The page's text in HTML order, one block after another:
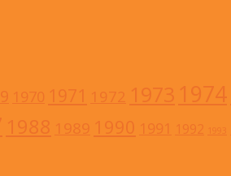
1970 1971 1972 1973 1974
1988 1989 1990 1991 1992 1993